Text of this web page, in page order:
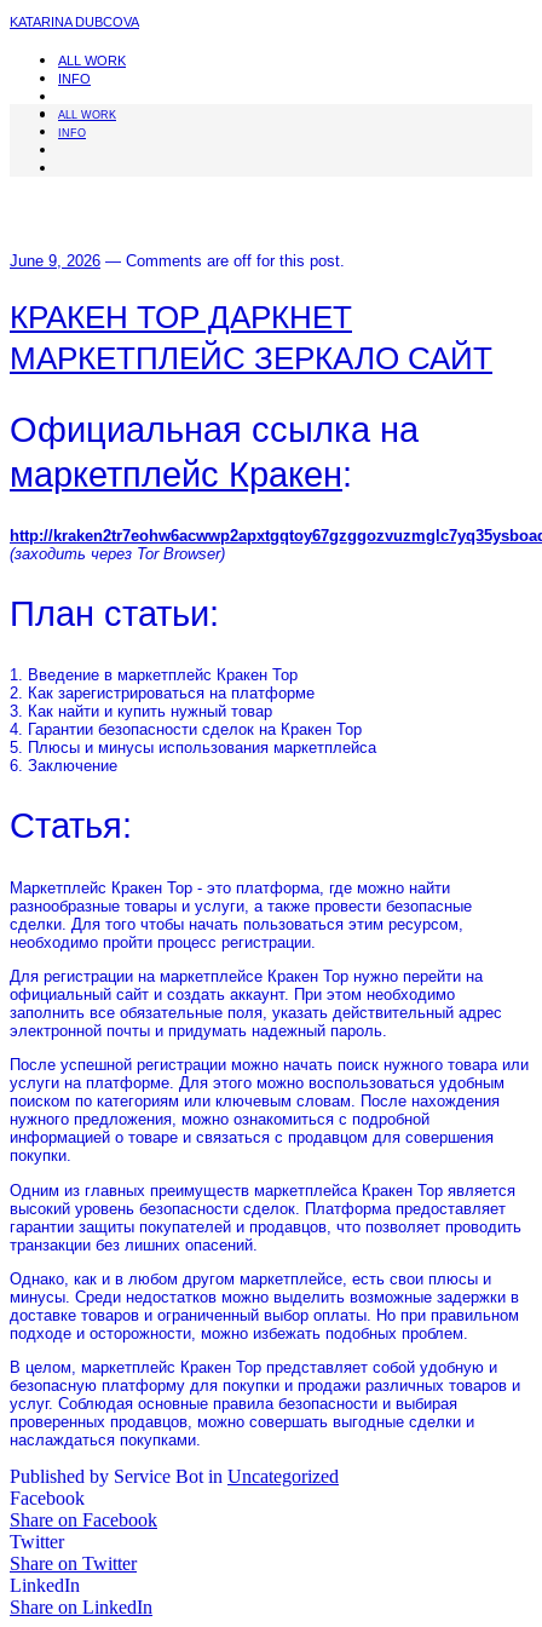
KATARINA DUBCOVA
ALL WORK
INFO
ALL WORK
INFO
June 9, 2026 — Comments are off for this post.
КРАКЕН ТОР ДАРКНЕТ
МАРКЕТПЛЕЙС ЗЕРКАЛО САЙТ
Официальная ссылка на
маркетплейс Кракен:
http://
(заходить через Tor Browser)
План статьи:
1. Введение в маркетплейс Кракен Тор
2. Как зарегистрироваться на платформе
3. Как найти и купить нужный товар
4. Гарантии безопасности сделок на Кракен Тор
5. Плюсы и минусы использования маркетплейса
6. Заключение
Статья:
Маркетплейс Кракен Тор - это платформа, где можно найти
разнообразные товары и услуги, а также провести безопасные
сделки. Для того чтобы начать пользоваться этим ресурсом,
необходимо пройти процесс регистрации.
Для регистрации на маркетплейсе Кракен Тор нужно перейти на
официальный сайт и создать аккаунт. При этом необходимо
заполнить все обязательные поля, указать действительный адрес
электронной почты и придумать надежный пароль.
После успешной регистрации можно начать поиск нужного товара или
услуги на платформе. Для этого можно воспользоваться удобным
поиском по категориям или ключевым словам. После нахождения
нужного предложения, можно ознакомиться с подробной
информацией о товаре и связаться с продавцом для совершения
покупки.
Одним из главных преимуществ маркетплейса Кракен Тор является
высокий уровень безопасности сделок. Платформа предоставляет
гарантии защиты покупателей и продавцов, что позволяет проводить
транзакции без лишних опасений.
Однако, как и в любом другом маркетплейсе, есть свои плюсы и
минусы. Среди недостатков можно выделить возможные задержки в
доставке товаров и ограниченный выбор оплаты. Но при правильном
подходе и осторожности, можно избежать подобных проблем.
В целом, маркетплейс Кракен Тор представляет собой удобную и
безопасную платформу для покупки и продажи различных товаров и
услуг. Соблюдая основные правила безопасности и выбирая
проверенных продавцов, можно совершать выгодные сделки и
наслаждаться покупками.
Published by Service Bot in Uncategorized
Facebook
Share on Facebook
Twitter
Share on Twitter
LinkedIn
Share on LinkedIn